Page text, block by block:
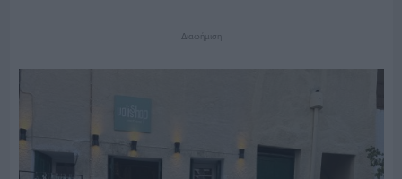
Διαφήμιση